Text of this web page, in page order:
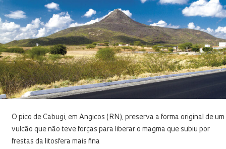
O pico de Cabugi, em Angicos (RN), preserva a forma original de um
vulcão que não teve forças para liberar o magma que subiu por
frestas da litosfera mais fina